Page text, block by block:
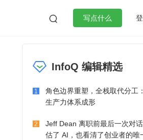
 写点什么
微服务架构 flutter
InfoQ 编辑精选
1
角色边界重塑，全栈取代分工
生产力体系成形
2
Jeff Dean 离职前最后一次对
估了 AI，也看清了创业者的唯